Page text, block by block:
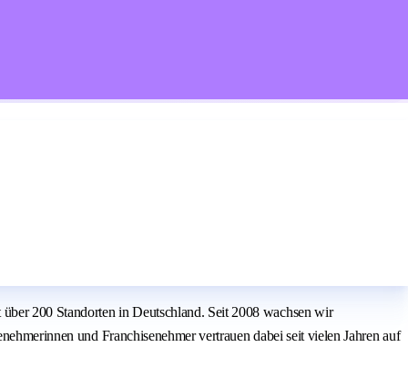
200 Standorten in Deutschland. Seit 2008 wachsen wir
und Franchisenehmer vertrauen dabei seit vielen Jahren auf